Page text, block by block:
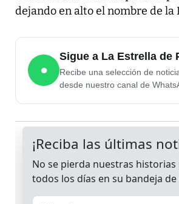
dejando en alto el nombre de la
●
Sigue a La Estrella de
Recibe una selección de
desde nuestro canal de